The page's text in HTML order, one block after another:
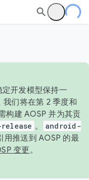
开发模型保持一
们将在第 2 季度和
构建 AOSP 并为其贡
。
android-
用推送到 AOSP 的最
变更。